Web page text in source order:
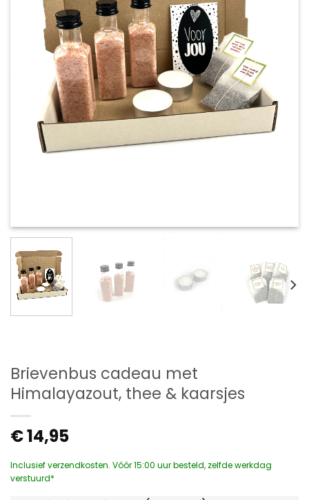
Brievenbus cadeau met
Himalayazout, thee & kaarsjes
€14,95
Inclusief verzendkosten. Vóór 15:00 uur besteld, zelfde werkdag
verstuurd*